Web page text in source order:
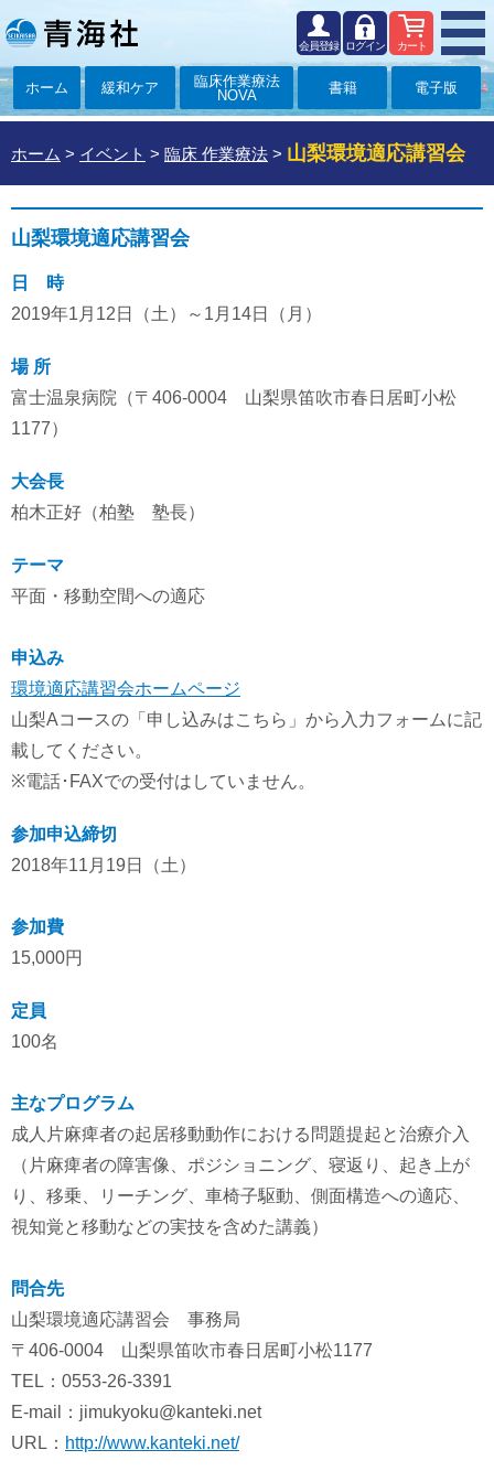
カート
ログイン
会員登録
ホーム 緩和ケア
臨床作業療法
NOVA
書籍 電子版
ホーム > イベント > 臨床 作業療法 > 山梨環境適応講習会
山梨環境適応講習会
日 時
2019年1月12日（土）～1月14日（月）
場 所
富士温泉病院（〒406-0004 山梨県笛吹市春日居町小松
1177）
大会長
柏木正好（柏塾 塾長）
テーマ
平面・移動空間への適応
申込み
環境適応講習会ホームページ
山梨Aコースの「申し込みはこちら」から入力フォームに記
載してください。
※電話･FAXでの受付はしていません。
参加申込締切
2018年11月19日（土）
参加費
15,000円
定員
100名
主なプログラム
成人片麻痺者の起居移動動作における問題提起と治療介入
（片麻痺者の障害像、ポジショニング、寝返り、起き上が
り、移乗、リーチング、車椅子駆動、側面構造への適応、
視知覚と移動などの実技を含めた講義）
問合先
山梨環境適応講習会 事務局
〒406-0004 山梨県笛吹市春日居町小松1177
TEL：0553-26-3391
E-mail：jimukyoku@kanteki.net
URL： http://www.kanteki.net/